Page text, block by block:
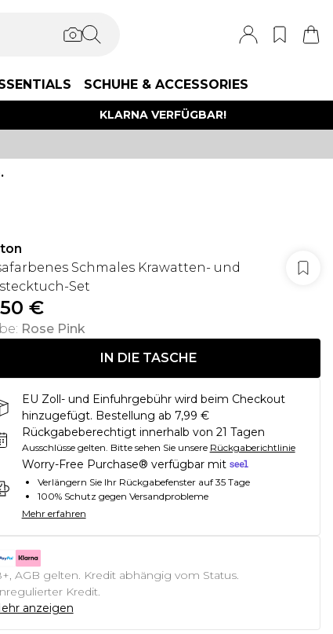
SCHUHE & ACCESSORIES
KLARNA VERFÜGBAR!
Schmales Krawatten- und
Set
€
: Rose Pink
IN DIE TASCHE
EU Zoll- und Einfuhrgebühr wird beim Checkout
hinzugefügt. Bestellung ab 7,99 €
Rückgabeberechtigt innerhalb von 21 Tagen
Ausschlüsse gelten. Bitte sehen Sie unsere Rückgaberichtlinie
Worry-Free Purchase® verfügbar mit
Verlängern Sie Ihr Rückgabefenster auf 35 Tage
100% Schutz gegen Versandprobleme
Mehr erfahren
AGB gelten. Kredit abhängig vom Status.
Kredit.
anzeigen